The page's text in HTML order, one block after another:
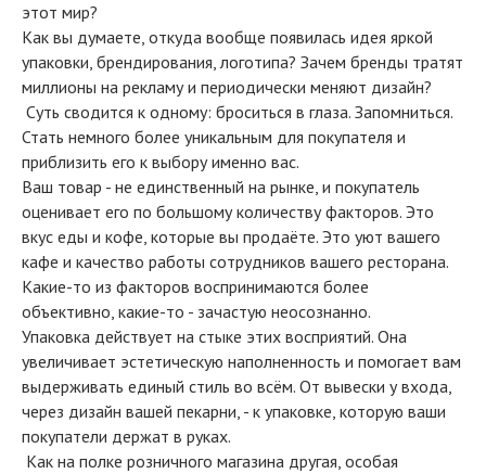
этот мир?
Как вы думаете, откуда вообще появилась идея яркой
упаковки, брендирования, логотипа? Зачем бренды тратят
миллионы на рекламу и периодически меняют дизайн?
Суть сводится к одному: броситься в глаза. Запомниться.
Стать немного более уникальным для покупателя и
приблизить его к выбору именно вас.
Ваш товар - не единственный на рынке, и покупатель
оценивает его по большому количеству факторов. Это
вкус еды и кофе, которые вы продаёте. Это уют вашего
кафе и качество работы сотрудников вашего ресторана.
Какие-то из факторов воспринимаются более
объективно, какие-то - зачастую неосознанно.
Упаковка действует на стыке этих восприятий. Она
увеличивает эстетическую наполненность и помогает вам
выдерживать единый стиль во всём. От вывески у входа,
через дизайн вашей пекарни, - к упаковке, которую ваши
покупатели держат в руках.
Как на полке розничного магазина другая, особая